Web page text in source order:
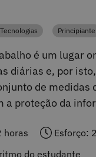
Principiante
é um lugar
diárias e, por
de medidas
a proteção da
horas
Esforço:
do estudante